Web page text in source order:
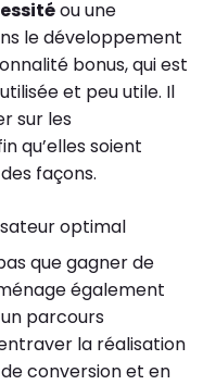
ou une
le développement
bonus, qui est
et peu utile. Il
sur les
qu’elles soient
façons.
optimal
que gagner de
également
parcours
la réalisation
conversion et en